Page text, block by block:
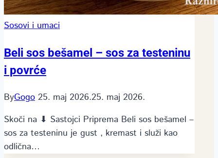
Sosovi i umaci
Beli sos bešamel – sos za testeninu
i povrće
ByGogo 25. maj 2026.25. maj 2026.
Skoči na ⬇ Sastojci Priprema Beli sos bešamel –
sos za testeninu je gust , kremast i služi kao
odlična…